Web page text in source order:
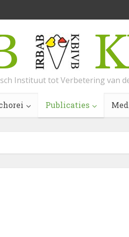
Instituut tot Verbetering van
Publicaties